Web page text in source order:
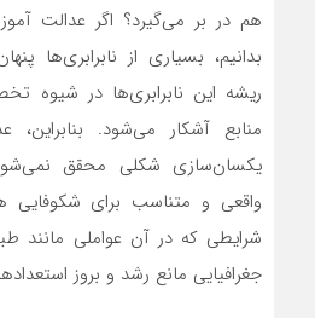
هم در بر می‌گیرد؟ اگر عدالت
بدانیم، بسیاری از نابرابری‌ها
ریشه این نابرابری‌ها در شیوه
منابع آشکار می‌شود.
یکسان‌سازی شکلی محقق
واقعی و متناسب برای شکوفایی
شرایطی که در آن عواملی مانند
جغرافیایی مانع رشد و بروز